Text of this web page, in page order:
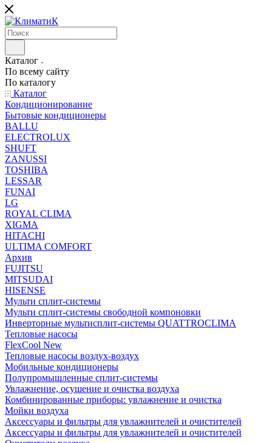
Каталог
По всему сайту
По каталогу
Каталог
Кондиционирование
Бытовые кондиционеры
BALLU
ELECTROLUX
SHUFT
ZANUSSI
TOSHIBA
LESSAR
FUNAI
LG
ROYAL CLIMA
XIGMA
HITACHI
ULTIMA COMFORT
Архив
FUJITSU
MITSUDAI
HISENSE
Мульти сплит-системы
Мульти сплит-системы свободной компоновки
Инверторные мультисплит-системы QUATTROCLIMA
Тепловые насосы
FlexCool New
Тепловые насосы воздух-воздух
Мобильные кондиционеры
Полупромышленные сплит-системы
Увлажнение, осушение и очистка воздуха
Комбинированные приборы: увлажнение и очистка
Мойки воздуха
Аксессуары и фильтры для увлажнителей и очистителей
Аксессуары и фильтры для увлажнителей и очистителей